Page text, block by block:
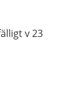
v 23